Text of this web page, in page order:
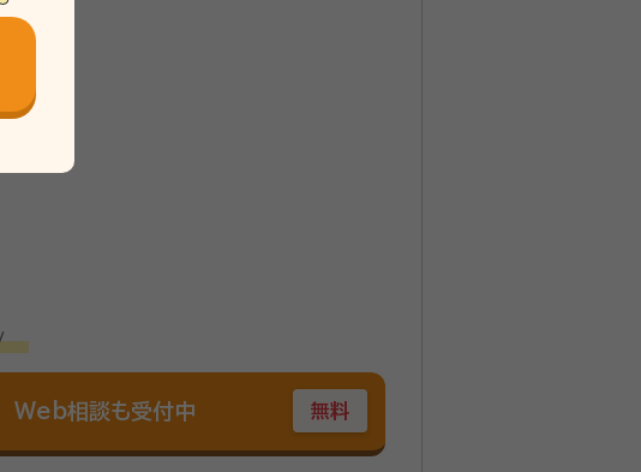
相続や困りごとがあった場合に、ご相談できる
からはじまる一連の手続きを有効かつ円滑に進
Web相談も受付中 無料